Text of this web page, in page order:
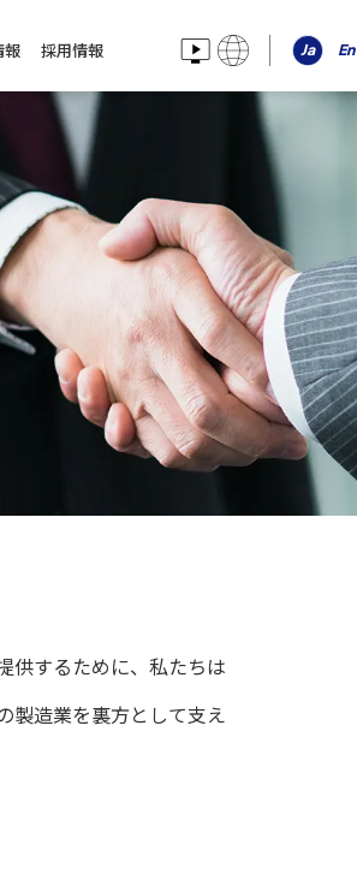
報 採用情報
供するために、私たちは
製造業を裏方として支え